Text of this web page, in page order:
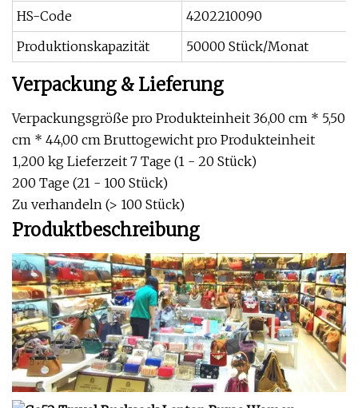
HS-Code
4202210090
Produktionskapazität
50000 Stück/Monat
Verpackung & Lieferung
Verpackungsgröße pro Produkteinheit 36,00 cm * 5,50
cm * 44,00 cm Bruttogewicht pro Produkteinheit
1,200 kg Lieferzeit 7 Tage (1 - 20 Stück)
200 Tage (21 - 100 Stück)
Zu verhandeln (> 100 Stück)
Produktbeschreibung